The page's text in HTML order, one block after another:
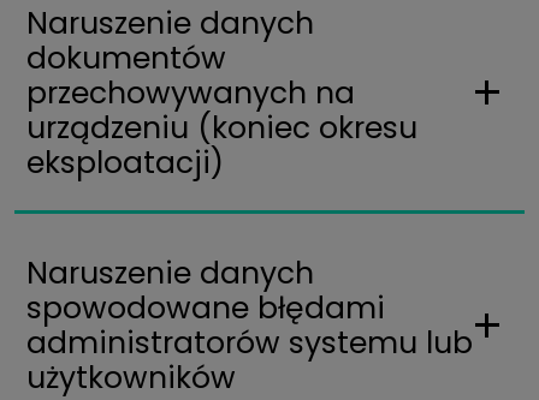
Naruszenie danych
dokumentów
przechowywanych na
urządzeniu (koniec okresu
eksploatacji)
Naruszenie danych
spowodowane błędami
administratorów systemu lub
użytkowników